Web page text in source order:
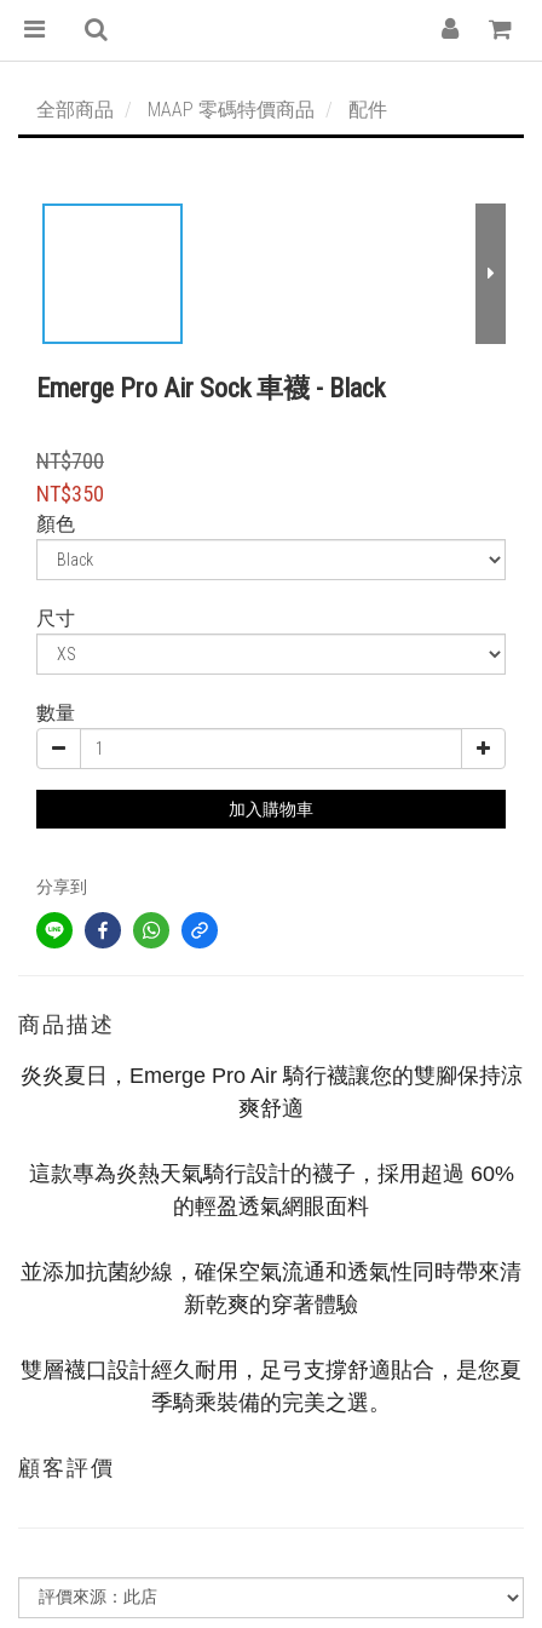
全部商品 MAAP 零碼特價商品 配件
Emerge Pro Air Sock 車襪 - Black
NT$700
NT$350
顏色
尺寸
數量
加入購物車
分享到
商品描述
炎炎夏日，Emerge Pro Air 騎行襪讓您的雙腳保持涼
爽舒適
這款專為炎熱天氣騎行設計的襪子，採用超過 60%
的輕盈透氣網眼面料
並添加抗菌紗線，確保空氣流通和透氣性同時帶來清
新乾爽的穿著體驗
雙層襪口設計經久耐用，足弓支撐舒適貼合，是您夏
季騎乘裝備的完美之選。
顧客評價